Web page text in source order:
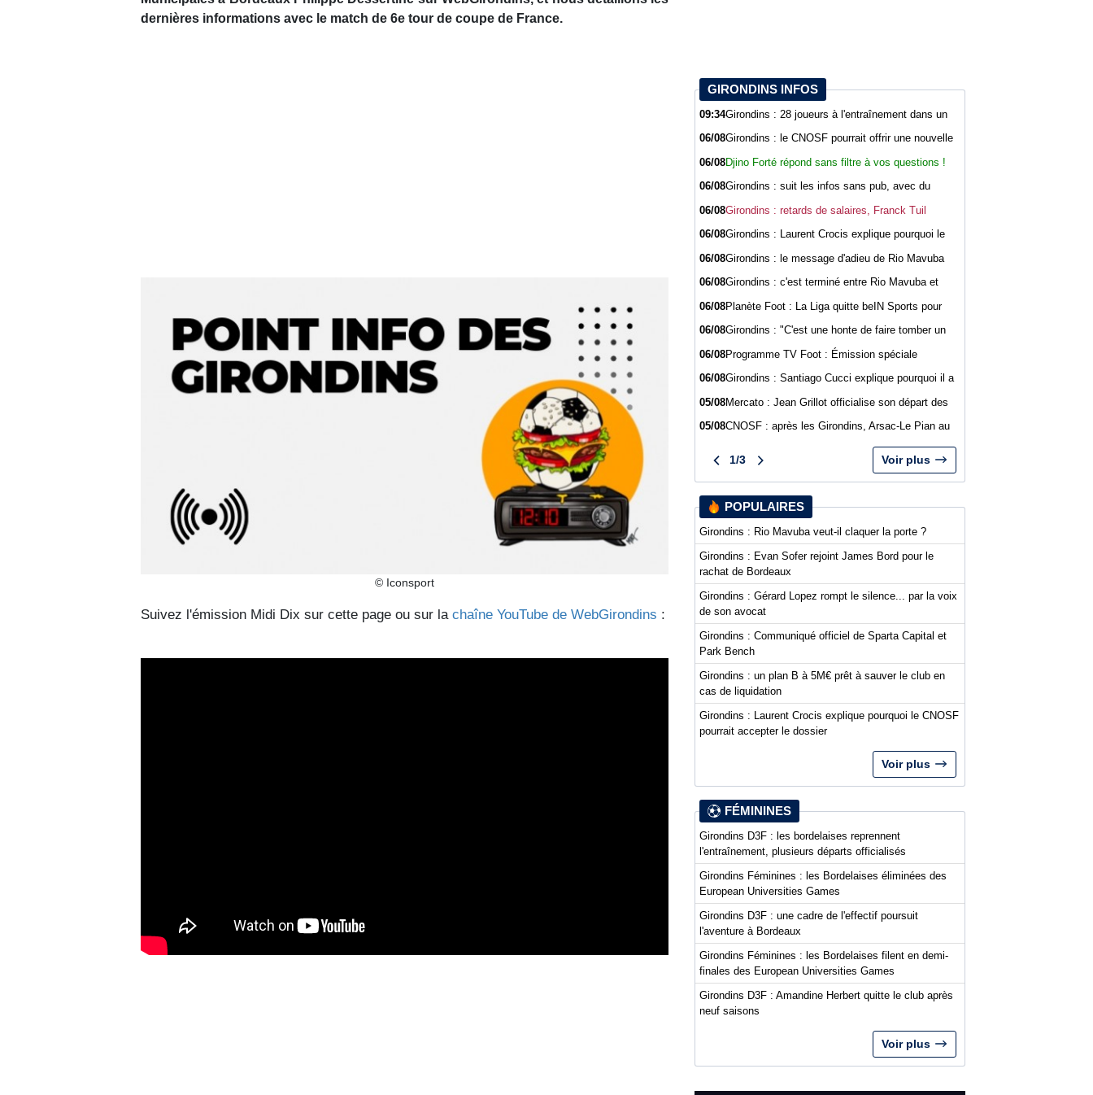
dernières informations avec le match de 6e tour de coupe de France.
© Iconsport
Suivez l'émission Midi Dix sur cette page ou sur la chaîne YouTube de WebGirondins :
GIRONDINS INFOS
09:34Girondins : 28 joueurs à l'entraînement dans un
06/08Girondins : le CNOSF pourrait offrir une nouvelle
06/08Djino Forté répond sans filtre à vos questions !
06/08Girondins : suit les infos sans pub, avec du
06/08Girondins : retards de salaires, Franck Tuil
06/08Girondins : Laurent Crocis explique pourquoi le
06/08Girondins : le message d'adieu de Rio Mavuba
06/08Girondins : c'est terminé entre Rio Mavuba et
06/08Planète Foot : La Liga quitte beIN Sports pour
06/08Girondins : "C'est une honte de faire tomber un
club comme Bordeaux", Jean-Marc Ferreri
dénonce la gestion du club
06/08Programme TV Foot : Émission spéciale
06/08Girondins : Santiago Cucci explique pourquoi il a
05/08Mercato : Jean Grillot officialise son départ des
05/08CNOSF : après les Girondins, Arsac-Le Pian au
1/3 Voir plus
POPULAIRES
Girondins : Rio Mavuba veut-il claquer la porte ?
Girondins : Evan Sofer rejoint James Bord pour le
rachat de Bordeaux
Girondins : Gérard Lopez rompt le silence... par la voix
de son avocat
Girondins : Communiqué officiel de Sparta Capital et
Park Bench
Girondins : un plan B à 5M€ prêt à sauver le club en
cas de liquidation
Girondins : Laurent Crocis explique pourquoi le CNOSF
pourrait accepter le dossier
Voir plus
FÉMININES
Girondins D3F : les bordelaises reprennent
l'entraînement, plusieurs départs officialisés
Girondins Féminines : les Bordelaises éliminées des
European Universities Games
Girondins D3F : une cadre de l'effectif poursuit
l'aventure à Bordeaux
Girondins Féminines : les Bordelaises filent en demi-
finales des European Universities Games
Girondins D3F : Amandine Herbert quitte le club après
neuf saisons
Voir plus